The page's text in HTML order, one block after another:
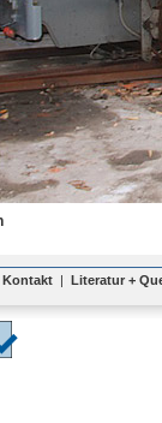
Kontakt | Literatur +